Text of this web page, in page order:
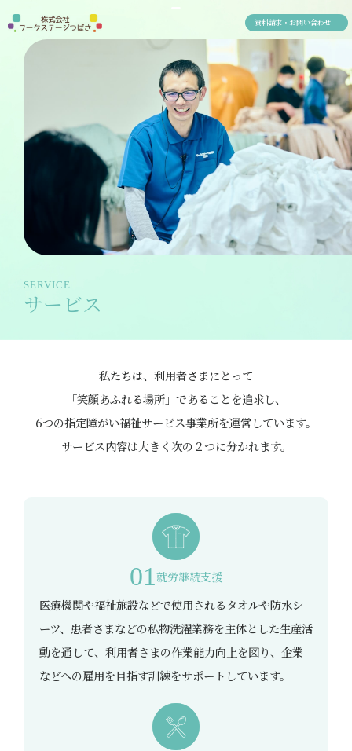
資料請求・お問い合わせ
SERVICE
サービス
私たちは、利用者さまにとって
「笑顔あふれる場所」であることを追求し、
6つの指定障がい福祉サービス事業所を運営しています。
サービス内容は大きく次の２つに分かれます。
01 就労継続支援
医療機関や福祉施設などで使用されるタオルや防水シ
ーツ、患者さまなどの私物洗濯業務を主体とした生産活
動を通して、 利用者さまの作業能力向上を図り、企業
などへの雇用を目指す訓練をサポートしています。